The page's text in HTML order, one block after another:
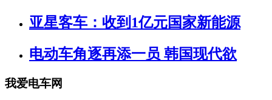
亚星客车：收到1亿元国家新能源
电动车角逐再添一员 韩国现代欲
我爱电车网